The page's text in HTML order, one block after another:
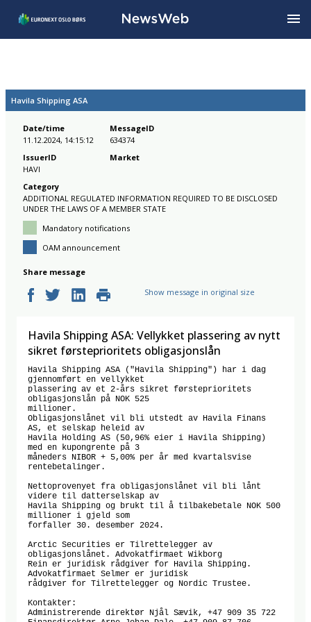
Havila Shipping ASA
Date/time
11.12.2024, 14:15:12
MessageID
634374
IssuerID
HAVI
Market
Category
ADDITIONAL REGULATED INFORMATION REQUIRED TO BE DISCLOSED
UNDER THE LAWS OF A MEMBER STATE
Mandatory notifications
OAM announcement
Share message
Show message in original size
Havila Shipping ASA: Vellykket plassering av nytt
sikret førsteprioritets obligasjonslån
Havila Shipping ASA ("Havila Shipping") har i dag
gjennomført en vellykket
plassering av et 2-års sikret førsteprioritets
obligasjonslån på NOK 525
millioner.
Obligasjonslånet vil bli utstedt av Havila Finans
AS, et selskap heleid av
Havila Holding AS (50,96% eier i Havila Shipping)
med en kupongrente på 3
måneders NIBOR + 5,00% per år med kvartalsvise
rentebetalinger.
Nettoprovenyet fra obligasjonslånet vil bli lånt
videre til datterselskap av
Havila Shipping og brukt til å tilbakebetale NOK 500
millioner i gjeld som
forfaller 30. desember 2024.
Arctic Securities er Tilrettelegger av
obligasjonslånet. Advokatfirmaet Wikborg
Rein er juridisk rådgiver for Havila Shipping.
Advokatfirmaet Selmer er juridisk
rådgiver for Tilrettelegger og Nordic Trustee.
Kontakter:
Administrerende direktør Njål Sævik, +47 909 35 722